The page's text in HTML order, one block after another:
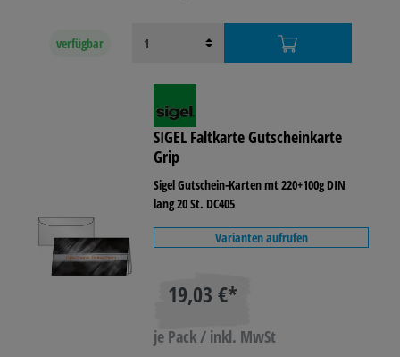
verfügbar
SIGEL Faltkarte Gutscheinkarte
Grip
Sigel Gutschein-Karten mt 220+100g DIN
lang 20 St. DC405
Varianten aufrufen
19,03 €*
je Pack / inkl. MwSt